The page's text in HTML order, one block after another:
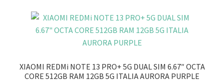
XIAOMI REDMi NOTE 13 PRO+ 5G DUAL SIM 6.67″ OCTA
CORE 512GB RAM 12GB 5G ITALIA AURORA PURPLE